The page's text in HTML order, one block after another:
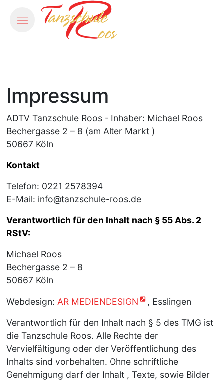
Impressum
ADTV Tanzschule Roos - Inhaber: Michael Roos
Bechergasse 2 – 8 (am Alter Markt )
50667 Köln
Kontakt
Telefon: 0221 2578394
E-Mail: info@tanzschule-roos.de
Verantwortlich für den Inhalt nach § 55 Abs. 2
RStV:
Michael Roos
Bechergasse 2 – 8
50667 Köln
Webdesign: AR MEDIENDESIGN
, Esslingen
Verantwortlich für den Inhalt nach § 5 des TMG ist
die Tanzschule Roos. Alle Rechte der
Vervielfältigung oder der Veröffentlichung des
Inhalts sind vorbehalten. Ohne schriftliche
Genehmigung darf der Inhalt , Texte, sowie Bilder